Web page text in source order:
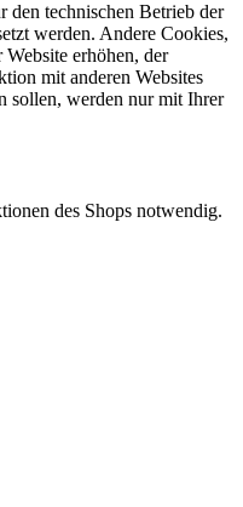
den technischen Betrieb der
werden. Andere Cookies,
erhöhen, der
mit anderen Websites
sollen, werden nur mit Ihrer
des Shops notwendig.